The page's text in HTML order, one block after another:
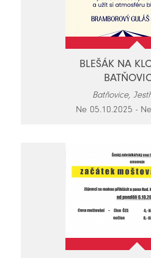
BLEŠÁK NA
Batňovice,
Ne 05.10.2025 -